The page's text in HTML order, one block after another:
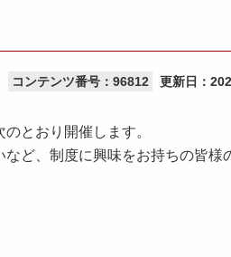
コンテンツ番号：96812 更新日：
とおり開催します。
ど、制度に興味をお持ちの皆様